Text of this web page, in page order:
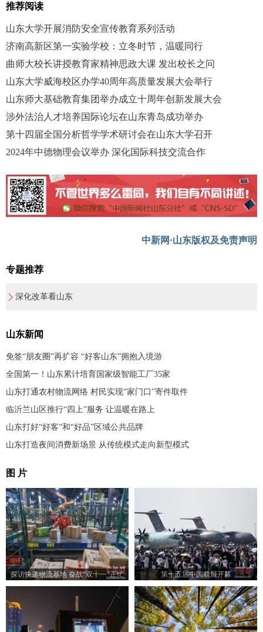
推荐阅读
山东大学开展消防安全宣传教育系列活动
济南高新区第一实验学校：立冬时节，温暖同行
曲师大校长讲授教育家精神思政大课 发出校长之问
山东大学威海校区办学40周年高质量发展大会举行
山东师大基础教育集团举办成立十周年创新发展大会
涉外法治人才培养国际论坛在山东青岛成功举办
第十四届全国分析哲学学术研讨会在山东大学召开
2024年中德物理会议举办 深化国际科技交流合作
中新网·山东版权及免责声明
专题推荐
深化改革看山东
山东新闻
免签“朋友圈”再扩容 “好客山东”拥抱入境游
全国第一！山东累计培育国家级智能工厂35家
山东打通农村物流网络 村民实现“家门口”寄件取件
临沂兰山区推行“四上”服务 让温暖在路上
山东打好“好客”和“好品”区域公共品牌
山东打造夜间消费新场景 从传统模式走向新型模式
图 片
探访快递物流基地 奋战“双十一”正忙 第十五届中国航展开幕